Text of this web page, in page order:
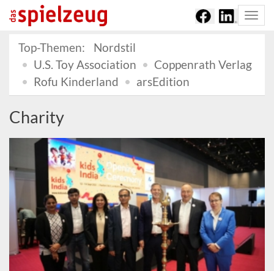
Top-Themen:
Nordstil
U.S. Toy Association
Coppenrath Verlag
Rofu Kinderland
arsEdition
Charity